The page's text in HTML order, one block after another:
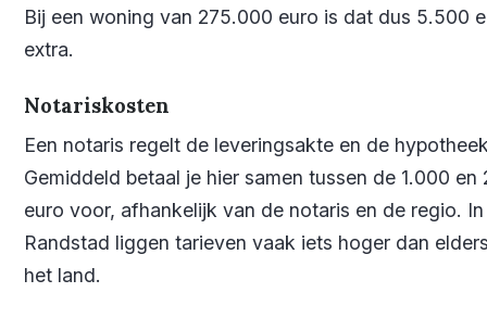
Bij een woning van 275.000 euro is dat dus 5.500
extra.
Notariskosten
Een notaris regelt de leveringsakte en de
Gemiddeld betaal je hier samen tussen de 1.000 en
euro voor, afhankelijk van de notaris en de regio.
Randstad liggen tarieven vaak iets hoger dan
het land.